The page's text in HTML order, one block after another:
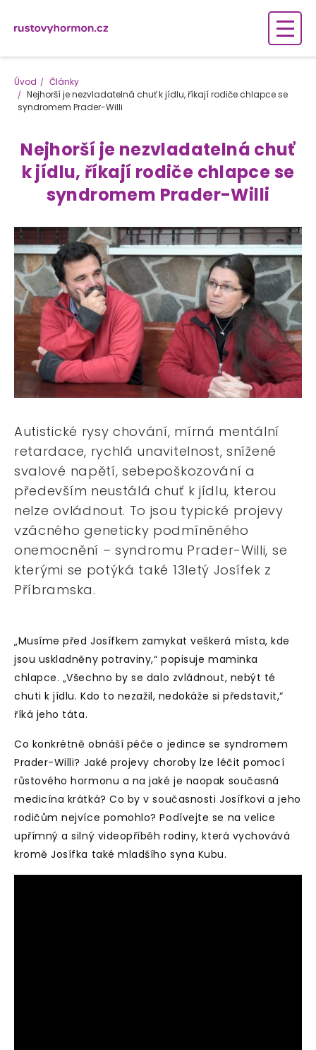
Úvod
Články
Nejhorší je nezvladatelná chuť k jídlu, říkají rodiče chlapce se
syndromem Prader-Willi
Nejhorší je nezvladatelná chuť
k jídlu, říkají rodiče chlapce se
syndromem Prader-Willi
Autistické rysy chování, mírná mentální
retardace, rychlá unavitelnost, snížené
svalové napětí, sebepoškozování a
především neustálá chuť k jídlu, kterou
nelze ovládnout. To jsou typické projevy
vzácného geneticky podmíněného
onemocnění – syndromu Prader-Willi, se
kterými se potýká také 13letý Josífek z
Příbramska.
„Musíme před Josífkem zamykat veškerá místa, kde
jsou uskladněny potraviny,“ popisuje maminka
chlapce. „Všechno by se dalo zvládnout, nebýt té
chuti k jídlu. Kdo to nezažil, nedokáže si představit,“
říká jeho táta.
Co konkrétně obnáší péče o jedince se syndromem
Prader-Willi? Jaké projevy choroby lze léčit pomocí
růstového hormonu a na jaké je naopak současná
medicína krátká? Co by v současnosti Josífkovi a jeho
rodičům nejvíce pomohlo? Podívejte se na velice
upřímný a silný videopříběh rodiny, která vychovává
kromě Josífka také mladšího syna Kubu.